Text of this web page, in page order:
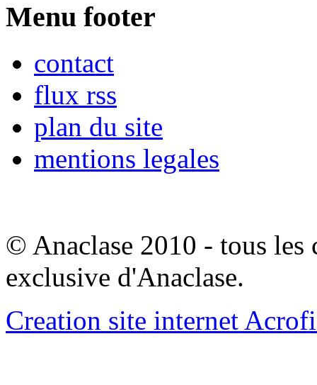
Menu footer
contact
flux rss
plan du site
mentions legales
© Anaclase 2010 - tous les
exclusive d'Anaclase.
Creation site internet